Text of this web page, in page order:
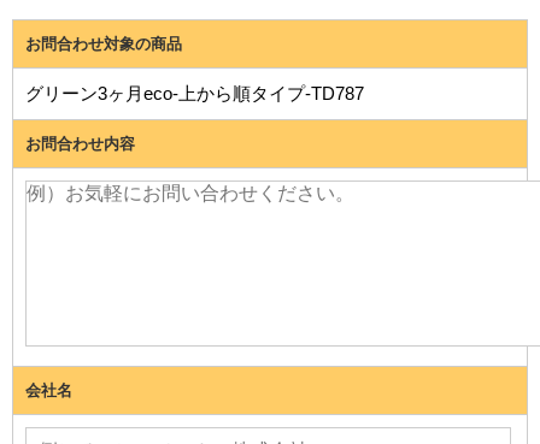
お問合わせ対象の商品
グリーン3ヶ月eco-上から順タイプ-TD787
お問合わせ内容
会社名